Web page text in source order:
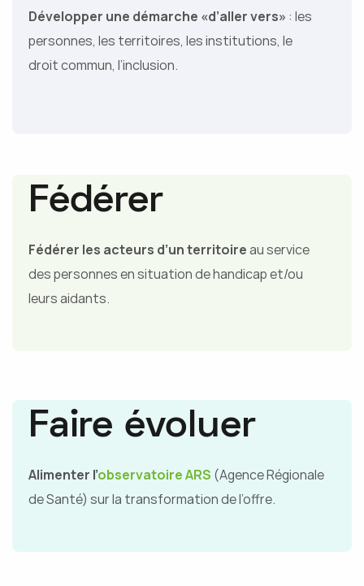
Développer une démarche «d’aller vers» : les
personnes, les territoires, les institutions, le
droit commun, l’inclusion.
Fédérer
Fédérer les acteurs d’un territoireau service
des personnes en situation de handicap et/ou
leurs aidants.
Faire évoluer
Alimenter l’observatoire ARS (Agence Régionale
de Santé) sur la transformation de l’offre.